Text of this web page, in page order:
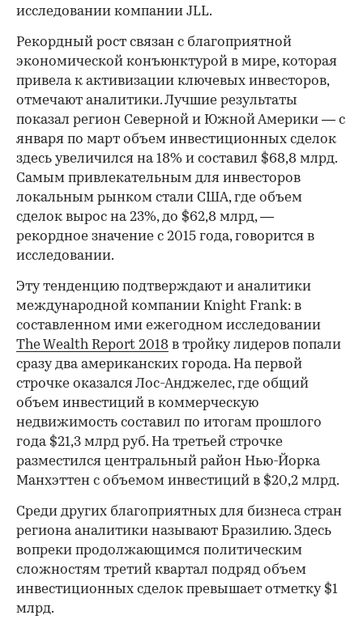
исследовании компании JLL.
Рекордный рост связан с благоприятной
экономической конъюнктурой в мире, которая
привела к активизации ключевых инвесторов,
отмечают аналитики. Лучшие результаты
показал регион Северной и Южной Америки — с
января по март объем инвестиционных сделок
здесь увеличился на 18% и составил $68,8 млрд.
Самым привлекательным для инвесторов
локальным рынком стали США, где объем
сделок вырос на 23%, до $62,8 млрд, —
рекордное значение с 2015 года, говорится в
исследовании.
Эту тенденцию подтверждают и аналитики
международной компании Knight Frank: в
составленном ими ежегодном исследовании
The Wealth Report 2018 в тройку лидеров попали
сразу два американских города. На первой
строчке оказался Лос-Анджелес, где общий
объем инвестиций в коммерческую
недвижимость составил по итогам прошлого
года $21,3 млрд руб. На третьей строчке
разместился центральный район Нью-Йорка
Манхэттен с объемом инвестиций в $20,2 млрд.
Среди других благоприятных для бизнеса стран
региона аналитики называют Бразилию. Здесь
вопреки продолжающимся политическим
сложностям третий квартал подряд объем
инвестиционных сделок превышает отметку $1
млрд.